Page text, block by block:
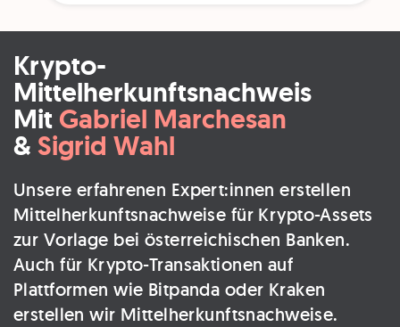
Krypto-
Mittelherkunftsnachweis
Mit Gabriel Marchesan
& Sigrid Wahl
Unsere erfahrenen Expert:innen erstellen
Mittelherkunftsnachweise für Krypto-Assets
zur Vorlage bei österreichischen Banken.
Auch für Krypto-Transaktionen auf
Plattformen wie Bitpanda oder Kraken
erstellen wir Mittelherkunftsnachweise.